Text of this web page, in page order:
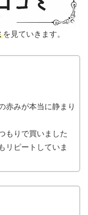
を見ていきます。
赤みが本当に静まり
もりで買いました
リピートしていま